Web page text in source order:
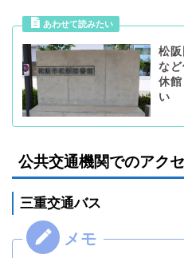
松
な
休
い
公共交通機関でのアク
三重交通バス